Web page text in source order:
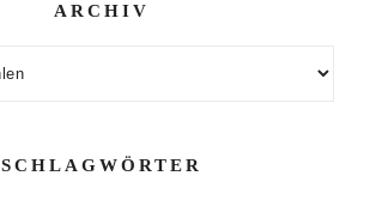
ARCHIV
SCHLAGWÖRTER